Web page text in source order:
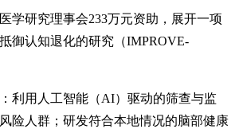
学研究理事会233万元资助，展开一项
御认知退化的研究（IMPROVE-
利用人工智能（AI）驱动的筛查与监
险人群；研发符合本地情况的脑部健康